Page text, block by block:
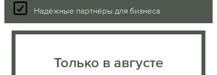
Надёжные партнёры для бизнеса
Только в августе